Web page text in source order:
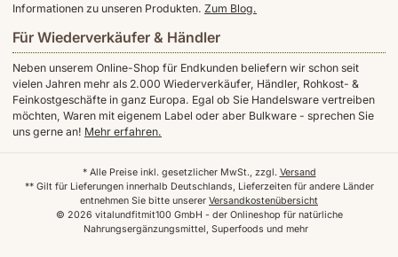
Informationen zu unseren Produkten. Zum Blog.
Für Wiederverkäufer & Händler
Neben unserem Online-Shop für Endkunden beliefern wir schon seit
vielen Jahren mehr als 2.000 Wiederverkäufer, Händler, Rohkost- &
Feinkostgeschäfte in ganz Europa. Egal ob Sie Handelsware vertreiben
möchten, Waren mit eigenem Label oder aber Bulkware - sprechen Sie
uns gerne an! Mehr erfahren.
© 2026 vitalundfitmit100 GmbH - der Onlineshop für natürliche
Nahrungsergänzungsmittel, Superfoods und mehr
* Alle Preise inkl. gesetzlicher MwSt., zzgl. Versand
** Gilt für Lieferungen innerhalb Deutschlands, Lieferzeiten für andere Länder
entnehmen Sie bitte unserer Versandkostenübersicht